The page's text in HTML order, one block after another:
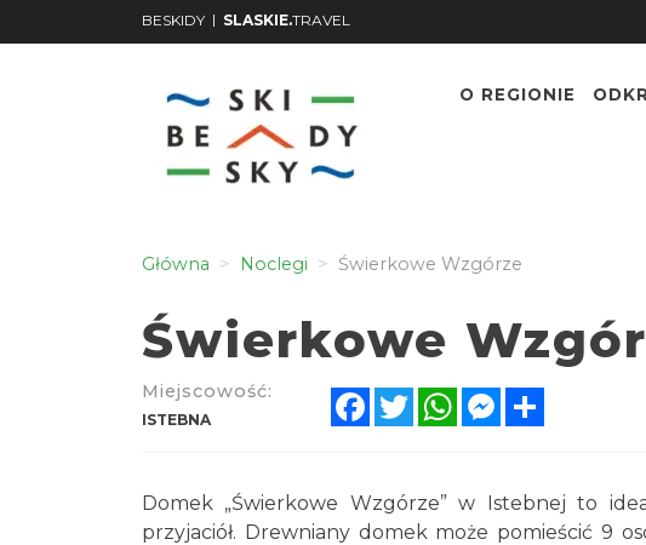
BESKIDY | SLASKIE.TRAVEL
O REGIONIE
Główna Noclegi Świerkowe Wzgórze
Świerkowe
Miejscowość:
ISTEBNA
FacebookTwitterWhatsAppMessenger
Domek „Świerkowe Wzgórze” w Istebnej to
przyjaciół. Drewniany domek może pomieścić 9